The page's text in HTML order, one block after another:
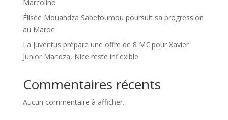
Marcolino
Élisée Mouandza Sabefoumou poursuit sa progression
au Maroc
La Juventus prépare une offre de 8 M€ pour Xavier
Junior Mandza, Nice reste inflexible
Commentaires récents
Aucun commentaire à afficher.